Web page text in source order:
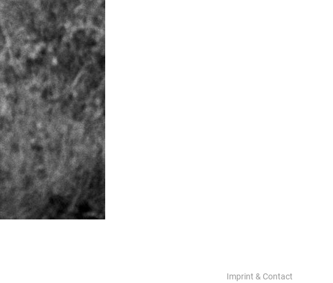
Imprint & Contact